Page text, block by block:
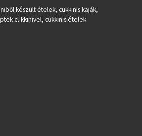
készült ételek, cukkinis kaják,
cukkinivel, cukkinis ételek